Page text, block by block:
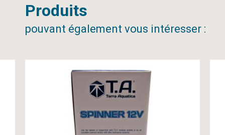
Produits
pouvant également vous intéresser :